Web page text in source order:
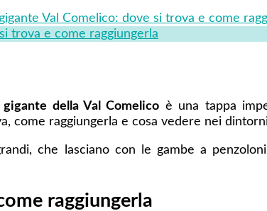
Val Comelico: dove si trova e come
trova e come raggiungerla
gigante della Val Comelico è una tappa
come raggiungerla e cosa vedere nei
che lasciano con le gambe a
raggiungerla